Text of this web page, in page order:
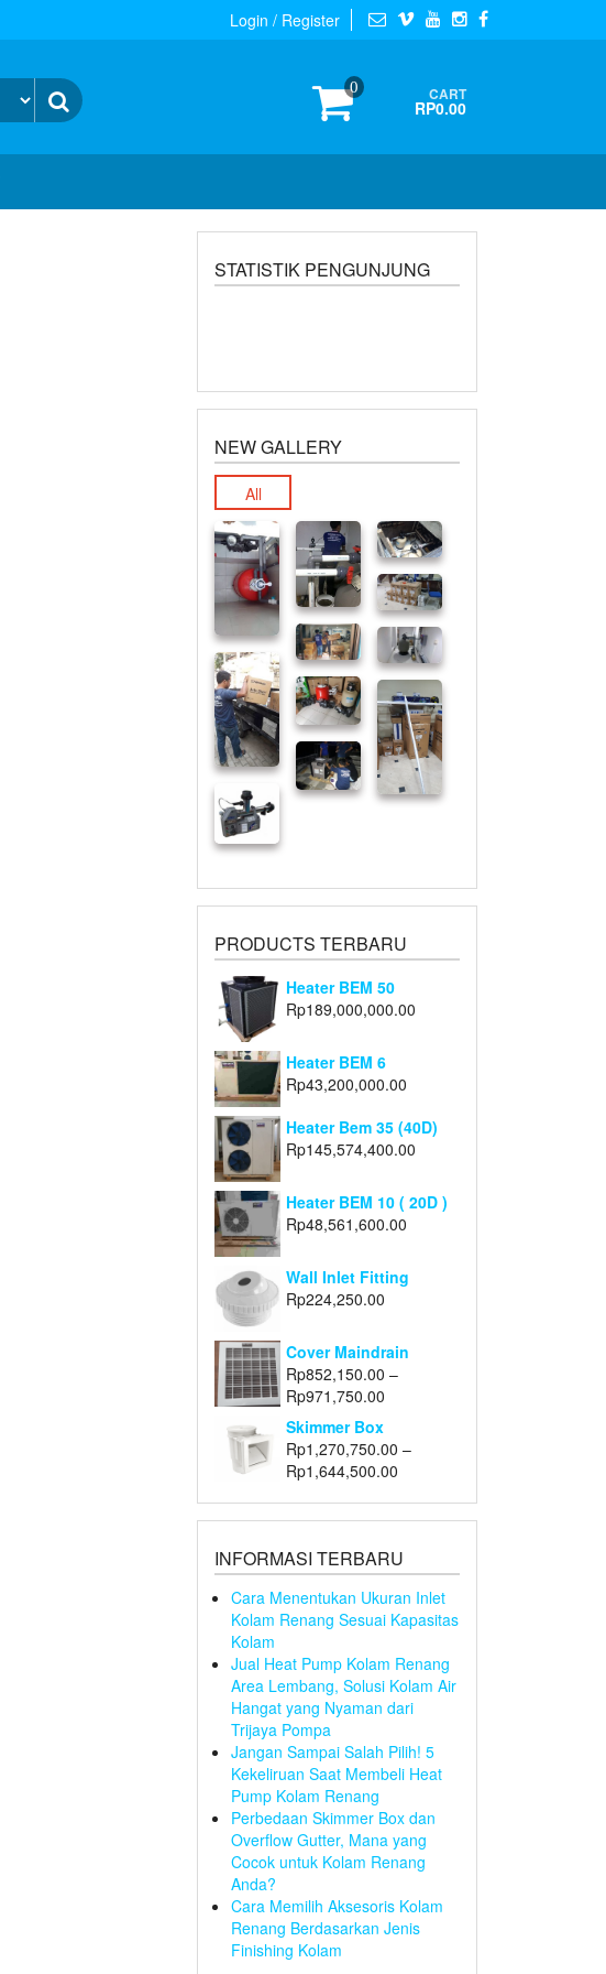
Login / Register
0 CART
RP0.00
STATISTIK PENGUNJUNG
NEW GALLERY
All
PRODUCTS TERBARU
Heater BEM 50
Rp189,000,000.00
Heater BEM 6
Rp43,200,000.00
Heater Bem 35 (40D)
Rp145,574,400.00
Heater BEM 10 ( 20D )
Rp48,561,600.00
Wall Inlet Fitting
Rp224,250.00
Cover Maindrain
Rp852,150.00 –
Rp971,750.00
Skimmer Box
Rp1,270,750.00 –
Rp1,644,500.00
INFORMASI TERBARU
Cara Menentukan Ukuran Inlet
Kolam Renang Sesuai Kapasitas
Kolam
Jual Heat Pump Kolam Renang
Area Lembang, Solusi Kolam Air
Hangat yang Nyaman dari
Trijaya Pompa
Jangan Sampai Salah Pilih! 5
Kekeliruan Saat Membeli Heat
Pump Kolam Renang
Perbedaan Skimmer Box dan
Overflow Gutter, Mana yang
Cocok untuk Kolam Renang
Anda?
Cara Memilih Aksesoris Kolam
Renang Berdasarkan Jenis
Finishing Kolam